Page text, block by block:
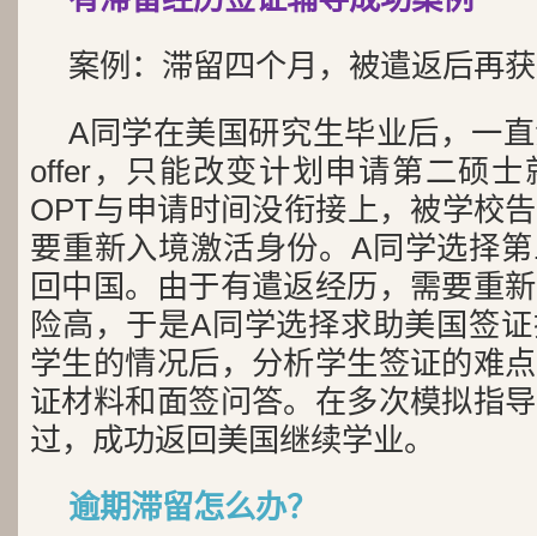
案例：滞留四个月，被遣返后再
A同学在美国研究生毕业后，一
offer，只能改变计划申请第二硕
OPT与申请时间没衔接上，被学校
要重新入境激活身份。A同学选择
回中国。由于有遣返经历，需要重
险高，于是A同学选择求助美国签
学生的情况后，分析学生签证的难
证材料和面签问答。在多次模拟指
过，成功返回美国继续学业。
逾期滞留怎么办？